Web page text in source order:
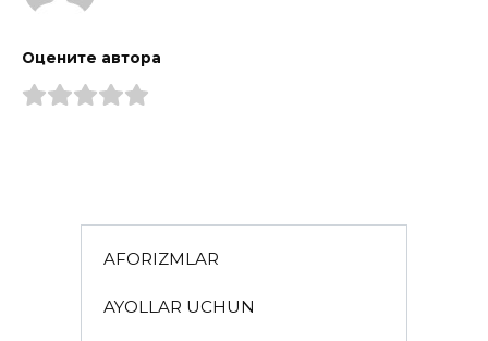
Оцените автора
AFORIZMLAR
AYOLLAR UCHUN